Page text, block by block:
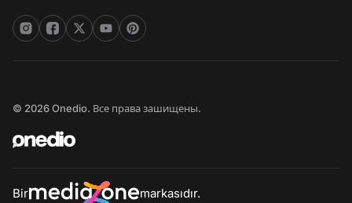
© 2026 Onedio. Все права зашищены.
Bir markasıdır.